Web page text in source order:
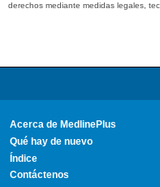
derechos mediante medidas legales,
Acerca de MedlinePlus
Qué hay de nuevo
Índice
Contáctenos